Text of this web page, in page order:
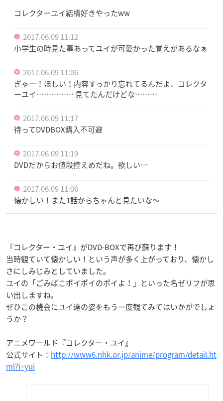
コレクターユイ結構好きやったww
2017.06.09 11:12
小学生の時見た事あってユイが可愛かった覚えがあるなぁ
2017.06.09 11:06
ぎゃー！ほしい！内容すっかり忘れてるんだよ、コレクタ
ーユイ…………… 見てたんだけどな………
2017.06.09 11:17
待ってDVDBOX購入不可避
2017.06.09 11:19
DVDだからお値段控えめだね。欲しい…
2017.06.09 11:06
懐かしい！また1話からちゃんと見たいな〜
『コレクター・ユイ』がDVD-BOXで再び蘇ります！
当時観ていて懐かしい！という声が多く上がっており、懐かし
さにしみじみとしていました。
ユイの「ごみばこポイポイのポイよ！」といった名ゼリフが思
い出しますね。
ぜひこの機会にユイ達の姿をもう一度観てみてはいかがでしょ
うか？
アニメワールド『コレクター・ユイ』
公式サイト： http://www6.nhk.or.jp/anime/program/detail.ht
ml?i=yui